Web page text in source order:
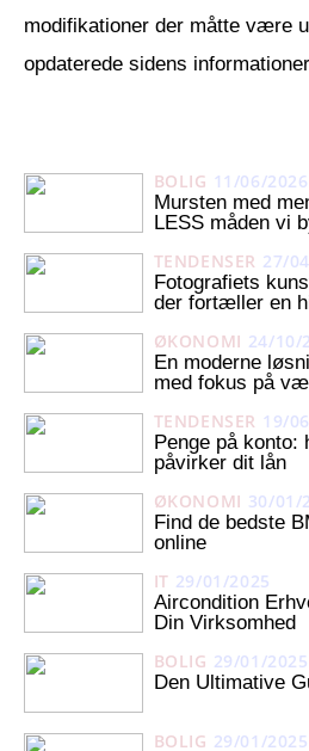
modifikationer der måtte være
opdaterede sidens
BOLIG 11/06/2026
Mursten med
LESS måden vi
TENDENSER 27/
Fotografiets
der fortæller en
ØKONOMI 24/10/
En moderne
med fokus på
TENDENSER 19/
Penge på konto:
påvirker dit lån
ØKONOMI 30/01/
Find de bedste
online
IT 29/01/2025
Aircondition
Din Virksomhed
BOLIG 29/01/2025
Den Ultimative
BOLIG 29/01/2025